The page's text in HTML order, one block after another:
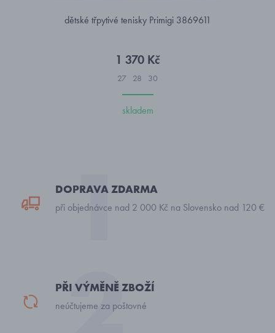
dětské třpytivé tenisky Primigi 3869611
1 370 Kč
27 28 30
skladem
DOPRAVA ZDARMA
při objednávce nad 2 000 Kč na Slovensko nad 120 €
PŘI VÝMĚNĚ ZBOŽÍ
neúčtujeme za poštovné